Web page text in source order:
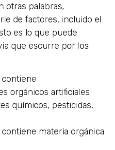
otras palabras,
de factores, incluido el
es lo que puede
que escurre por los
orgánicos artificiales
químicos, pesticidas,
materia orgánica